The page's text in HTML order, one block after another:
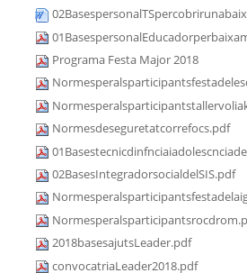
Programa Festa Major 2018
Normesdeseguretatcorrefocs.pdf
02BasesIntegradorsocialdelSIS.pdf
2018basesajutsLeader.pdf
convocatriaLeader2018.pdf